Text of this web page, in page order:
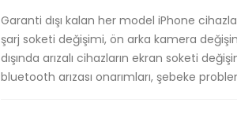
Garanti dışı kalan her model iPhone
şarj soketi değişimi, ön arka kamera
dışında arızalı cihazların ekran soketi
bluetooth arızası onarımları, şebeke